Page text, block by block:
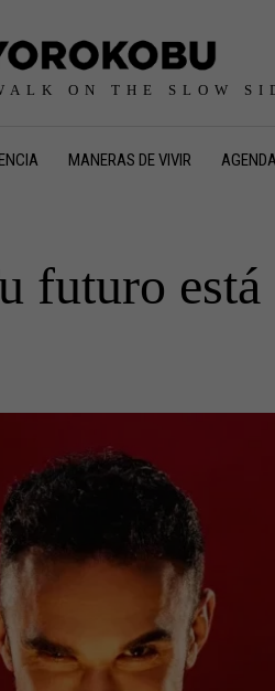
ON THE SLOW
MANERAS DE VIVIR AGENDA
futuro está